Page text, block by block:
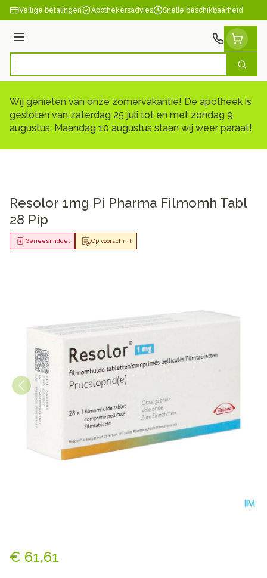
Ga naar de inhoud
Veilige betalingen Apothekersadvies Snelle beschikbaarheid
Menu
Product, merk, categorie... Zoek
Wij genieten van onze zomervakantie! De apotheek is
gesloten van zaterdag 25 juli tot en met zondag 9
augustus. Maandag 10 augustus staan wij weer paraat!
Resolor 1mg Pi Pharma Filmomh Tabl
28 Pip
Op voorschrift
Geneesmiddel
€ 61,61